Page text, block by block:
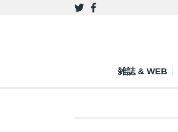
雑誌 & WEB